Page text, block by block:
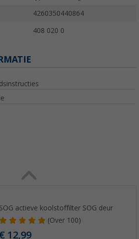
4260350440864
408 020 0
SOG actieve koolstoffilter SOG deur
(Over100)
€ 12,99